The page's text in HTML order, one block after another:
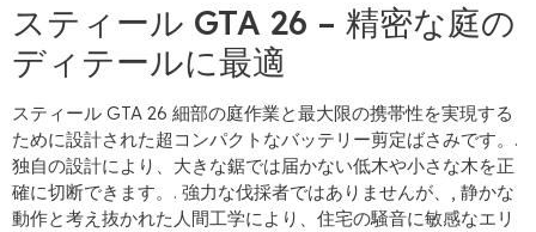
スティール GTA 26 – 精密な庭の
ディテールに最適
スティール GTA 26 細部の庭作業と最大限の携帯性を実現する
ために設計された超コンパクトなバッテリー剪定ばさみです。.
独自の設計により、大きな鋸では届かない低木や小さな木を正
確に切断できます。. 強力な伐採者ではありませんが、, 静かな
動作と考え抜かれた人間工学により、住宅の騒音に敏感なエリ